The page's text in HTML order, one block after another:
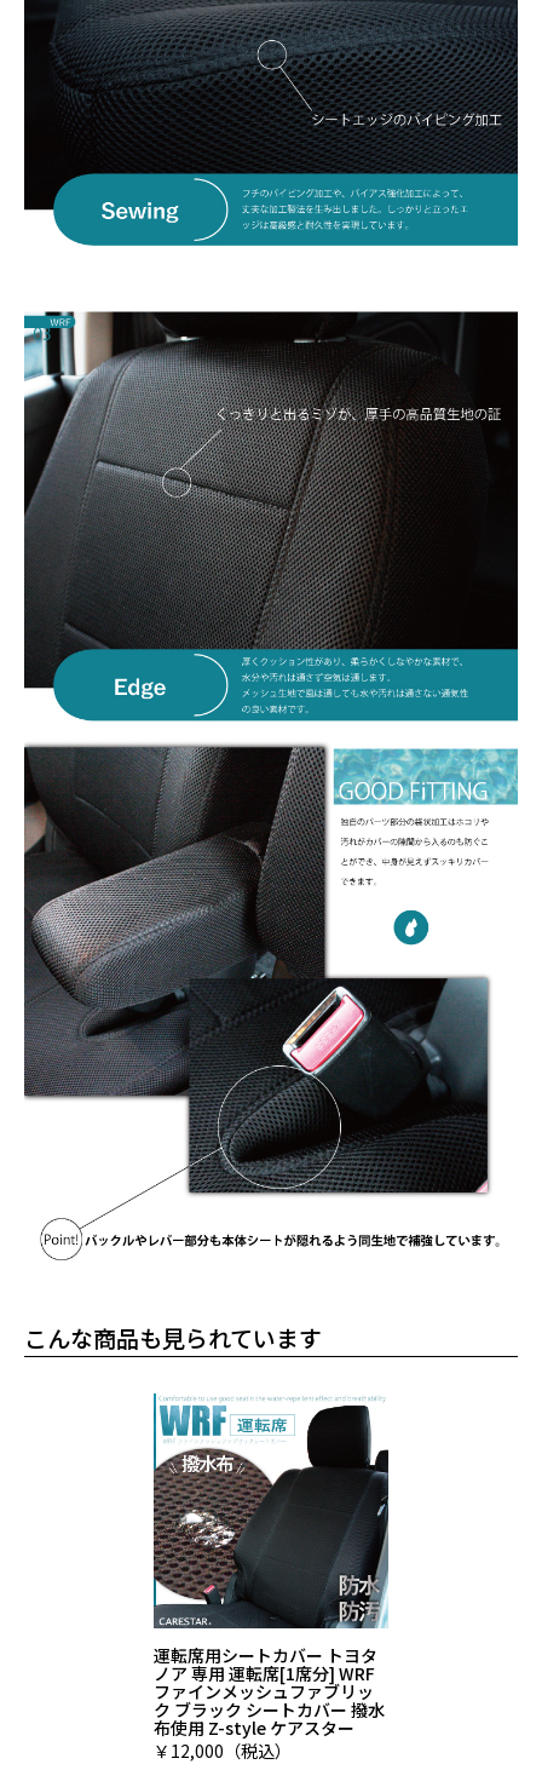
こんな商品も見られています
運転席用シートカバー トヨタ
ノア 専用 運転席[1席分] WRF
ファインメッシュファブリッ
ク ブラック シートカバー 撥水
布使用 Z-style ケアスター
￥12,000（税込）